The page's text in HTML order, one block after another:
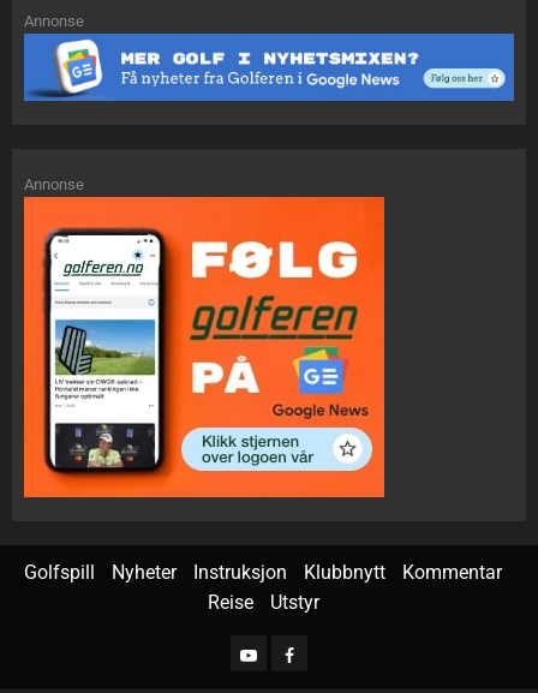
Annonse
Annonse
Golfspill Nyheter Instruksjon Klubbnytt
Kommentar
Reise
Utstyr